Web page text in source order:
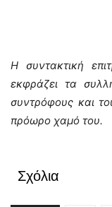
Η συντακτική
εκφράζει τα
συντρόφους και
πρόωρο χαμό του.
Σχόλια